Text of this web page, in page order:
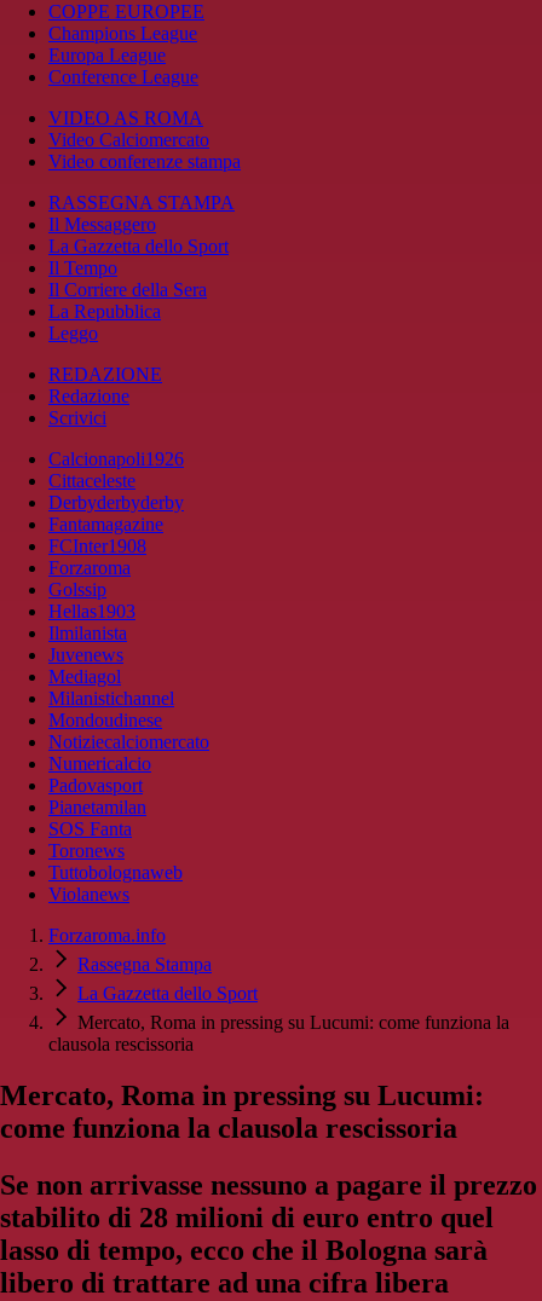
COPPE EUROPEE
Champions League
Europa League
Conference League
VIDEO AS ROMA
Video Calciomercato
Video conferenze stampa
RASSEGNA STAMPA
Il Messaggero
La Gazzetta dello Sport
Il Tempo
Il Corriere della Sera
La Repubblica
Leggo
REDAZIONE
Redazione
Scrivici
Calcionapoli1926
Cittaceleste
Derbyderbyderby
Fantamagazine
FCInter1908
Forzaroma
Golssip
Hellas1903
Ilmilanista
Juvenews
Mediagol
Milanistichannel
Mondoudinese
Notiziecalciomercato
Numericalcio
Padovasport
Pianetamilan
SOS Fanta
Toronews
Tuttobolognaweb
Violanews
Forzaroma.info
Rassegna Stampa
La Gazzetta dello Sport
Mercato, Roma in pressing su Lucumi: come funziona la
clausola rescissoria
Mercato, Roma in pressing su Lucumi:
come funziona la clausola rescissoria
Se non arrivasse nessuno a pagare il prezzo
stabilito di 28 milioni di euro entro quel
lasso di tempo, ecco che il Bologna sarà
libero di trattare ad una cifra libera